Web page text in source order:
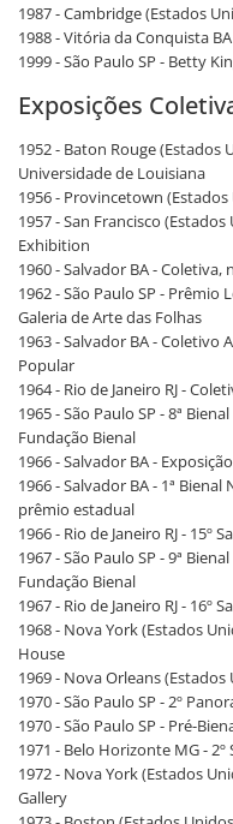
1987 - Cambridge (Estados
1988 - Vitória da Conquista
1999 - São Paulo SP - Betty
Exposições
1952 - Baton Rouge (Estados
Universidade de Louisiana
1956 - Provincetown
1957 - San Francisco
Exhibition
1960 - Salvador BA - Coletiva,
1962 - São Paulo SP -
Galeria de Arte das Folhas
1963 - Salvador BA -
Popular
1964 - Rio de Janeiro RJ -
1965 - São Paulo SP - 8ª
Fundação Bienal
1966 - Salvador BA -
1966 - Salvador BA - 1ª
prêmio estadual
1966 - Rio de Janeiro RJ - 15º
1967 - São Paulo SP - 9ª
Fundação Bienal
1967 - Rio de Janeiro RJ - 16º
1968 - Nova York (Estados
House
1969 - Nova Orleans
1970 - São Paulo SP - 2º
1970 - São Paulo SP - Pré-
1971 - Belo Horizonte MG -
1972 - Nova York (Estados
Gallery